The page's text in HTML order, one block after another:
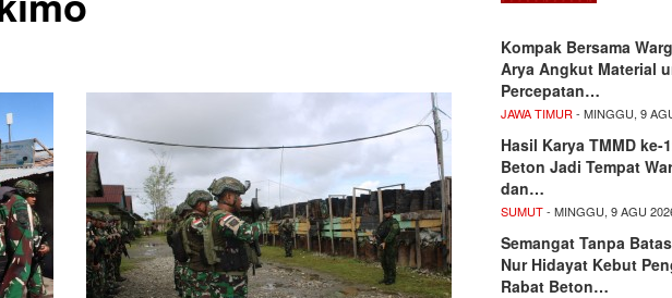
Kompak Bersama
Arya Angkut Material
Percepatan…
JAWA TIMUR - MINGGU, 9
Hasil Karya TMMD ke-
Beton Jadi Tempat
dan…
SUMUT- MINGGU, 9 AGU
Semangat Tanpa
Nur Hidayat Kebut
Rabat Beton…